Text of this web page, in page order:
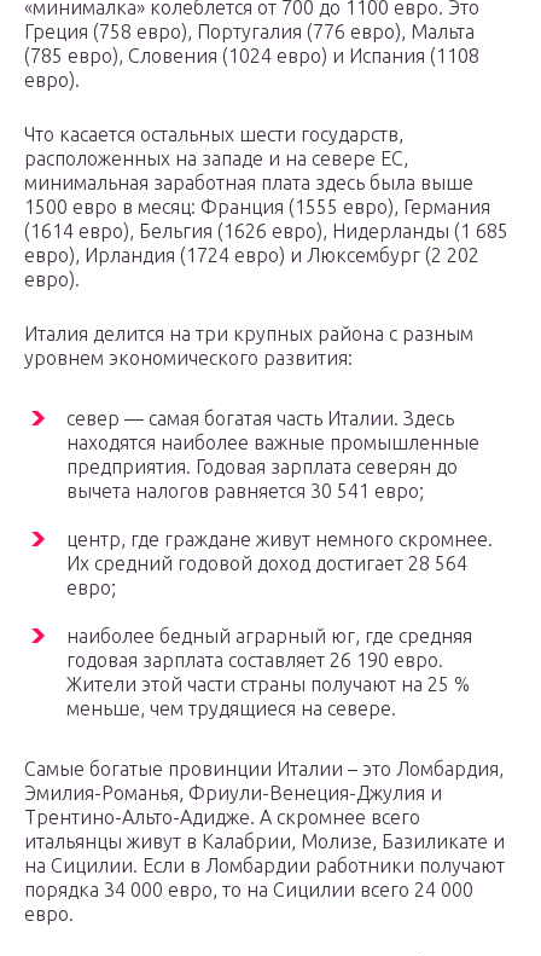
«минималка» колеблется от 700 до 1100 евро. Это
Греция (758 евро), Португалия (776 евро), Мальта
(785 евро), Словения (1024 евро) и Испания (1108
евро).
Что касается остальных шести государств,
расположенных на западе и на севере ЕС,
минимальная заработная плата здесь была выше
1500 евро в месяц: Франция (1555 евро), Германия
(1614 евро), Бельгия (1626 евро), Нидерланды (1 685
евро), Ирландия (1724 евро) и Люксембург (2 202
евро).
Италия делится на три крупных района с разным
уровнем экономического развития:
север — самая богатая часть Италии. Здесь
находятся наиболее важные промышленные
предприятия. Годовая зарплата северян до
вычета налогов равняется 30 541 евро;
центр, где граждане живут немного скромнее.
Их средний годовой доход достигает 28 564
евро;
наиболее бедный аграрный юг, где средняя
годовая зарплата составляет 26 190 евро.
Жители этой части страны получают на 25 %
меньше, чем трудящиеся на севере.
Самые богатые провинции Италии – это Ломбардия,
Эмилия-Романья, Фриули-Венеция-Джулия и
Трентино-Альто-Адидже. А скромнее всего
итальянцы живут в Калабрии, Молизе, Базиликате и
на Сицилии. Если в Ломбардии работники получают
порядка 34 000 евро, то на Сицилии всего 24 000
евро.